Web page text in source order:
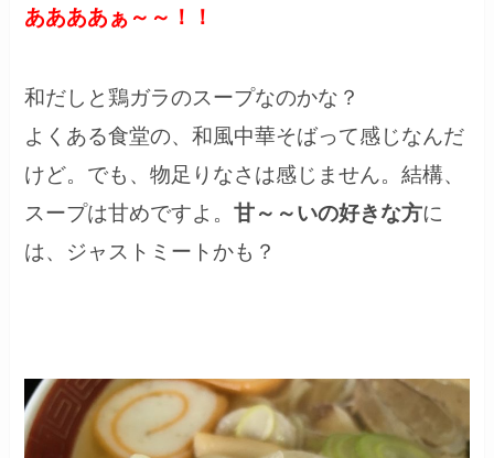
ああああぁ～～！！
和だしと鶏ガラのスープなのかな？
よくある食堂の、和風中華そばって感じなんだ
けど。でも、物足りなさは感じません。結構、
スープは甘めですよ。甘～～いの好きな方に
は、ジャストミートかも？